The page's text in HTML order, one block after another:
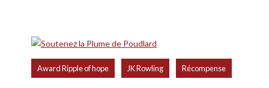
Award Ripple of hope JK Rowling Récompense